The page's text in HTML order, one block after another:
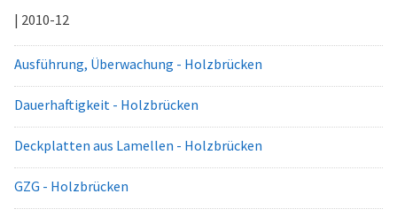
| 2010-12
Ausführung, Überwachung - Holzbrücken
Dauerhaftigkeit - Holzbrücken
Deckplatten aus Lamellen - Holzbrücken
GZG - Holzbrücken